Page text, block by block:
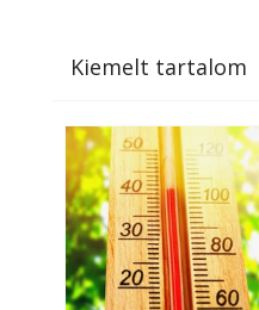
Kiemelt tartalom